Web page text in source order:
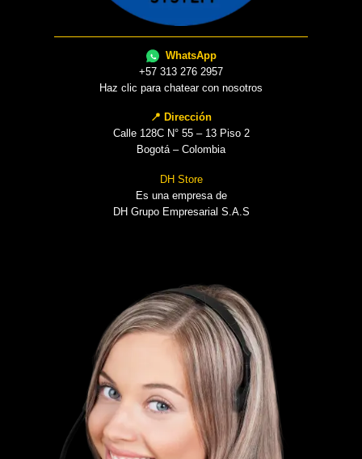
WhatsApp
+57 313 276 2957
Haz clic para chatear con nosotros
📍 Dirección
Calle 128C N° 55 – 13 Piso 2
Bogotá – Colombia
DH Store
Es una empresa de
DH Grupo Empresarial S.A.S